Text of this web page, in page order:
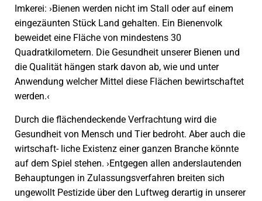
Imkerei: ›Bienen werden nicht im Stall oder auf einem
eingezäunten Stück Land gehalten. Ein Bienenvolk
beweidet eine Fläche von mindestens 30
Quadratkilometern. Die Gesundheit unserer Bienen und
die Qualität hängen stark davon ab, wie und unter
Anwendung welcher Mittel diese Flächen bewirtschaftet
werden.‹
Durch die flächendeckende Verfrachtung wird die
Gesundheit von Mensch und Tier bedroht. Aber auch die
wirtschaft- liche Existenz einer ganzen Branche könnte
auf dem Spiel stehen. ›Entgegen allen anderslautenden
Behauptungen in Zulassungsverfahren breiten sich
ungewollt Pestizide über den Luftweg derartig in unserer